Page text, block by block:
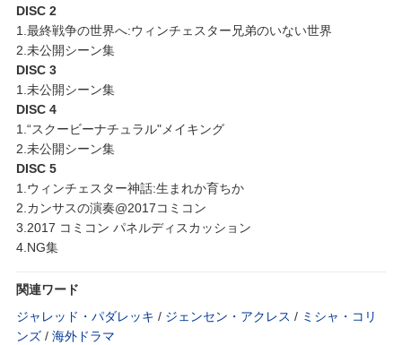
DISC 2
1.最終戦争の世界へ:ウィンチェスター兄弟のいない世界
2.未公開シーン集
DISC 3
1.未公開シーン集
DISC 4
1.“スクービーナチュラル"メイキング
2.未公開シーン集
DISC 5
1.ウィンチェスター神話:生まれか育ちか
2.カンサスの演奏@2017コミコン
3.2017 コミコン パネルディスカッション
4.NG集
関連ワード
ジャレッド・パダレッキ / ジェンセン・アクレス / ミシャ・コリ
ンズ / 海外ドラマ